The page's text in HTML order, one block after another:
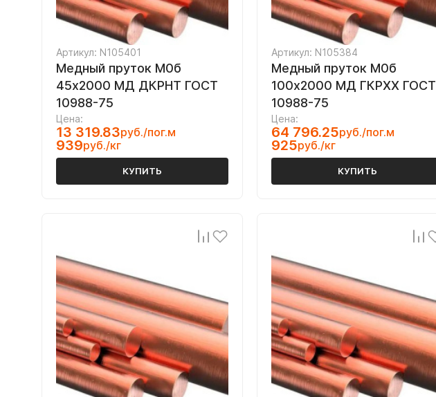
Артикул: N105401
Медный пруток М0б
45х2000 МД ДКРНТ ГОСТ
10988-75
Цена:
13 319.83руб./пог.м
939руб./кг
КУПИТЬ
Артикул: N105384
Медный пруток М0б
100х2000 МД ГКРХХ ГОСТ
10988-75
Цена:
64 796.25руб./пог.м
925руб./кг
КУПИТЬ